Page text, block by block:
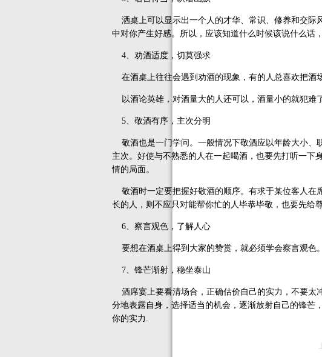
洒桌上可以显示出一个人的才华、常识、修养和交际
中对你产生好感。所以，应该知道什么时候该说什么话
4、劝酒适度，切莫强求
在酒桌上往往会遇到劝酒的现象，有的人总喜欢把酒
以酒论英雄，对酒量大的人还可以，酒量小的就犯难
5、敬酒有序，主次分明
敬酒也是一门学问。一般情况下敬酒应以年龄大小、
主次。好使与不熟悉的人在一起喝酒，也要先打听一下
情的局面。
敬酒时一定要把握好敬酒的顺序。有求于某位客人在
长的人，则不应只对能帮你忙的人毕恭毕敬，也要先给
6、察言观色，了解人心
要想在酒桌上得到大家的赞赏，就必须学会察言观色
7、锋芒渐射，稳坐泰山
酒席宴上要看清场合，正确估价自己的实力，不要太
分地表露自身，选择适当的机会，逐渐放射自己的锋芒
你的实力.